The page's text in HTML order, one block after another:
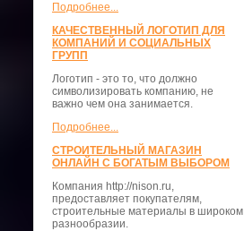
Подробнее...
КАЧЕСТВЕННЫЙ ЛОГОТИП ДЛЯ
КОМПАНИЙ И СОЦИАЛЬНЫХ
ГРУПП
Логотип - это то, что должно
символизировать компанию, не
важно чем она занимается.
Подробнее...
СТРОИТЕЛЬНЫЙ МАГАЗИН
ОНЛАЙН С БОГАТЫМ ВЫБОРОМ
Компания http://nison.ru,
предоставляет покупателям,
строительные материалы в широком
разнообразии.